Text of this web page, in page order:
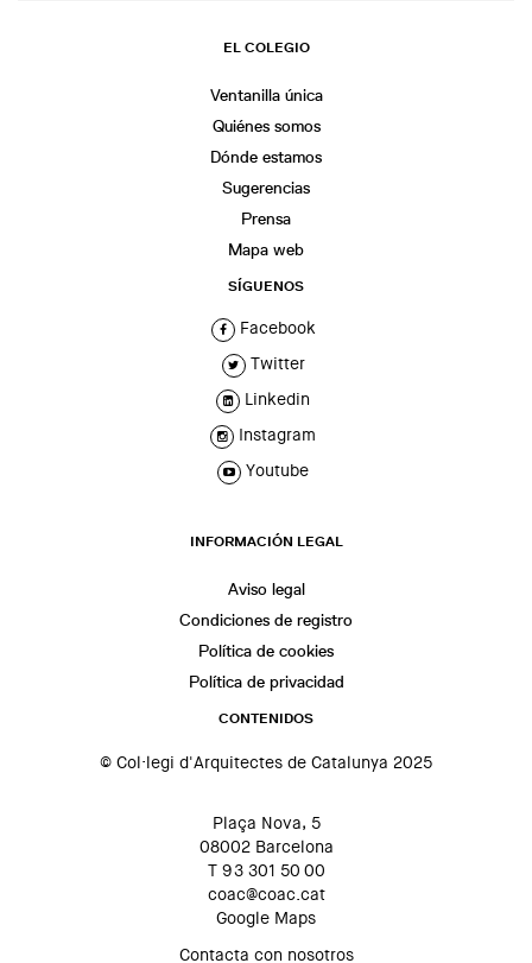
EL COLEGIO
Ventanilla única
Quiénes somos
Dónde estamos
Sugerencias
Prensa
Mapa web
SÍGUENOS
Facebook
Twitter
Linkedin
Instagram
Youtube
INFORMACIÓN LEGAL
Aviso legal
Condiciones de registro
Política de cookies
Política de privacidad
CONTENIDOS
© Col·legi d'Arquitectes de Catalunya 2025
Plaça Nova, 5
08002 Barcelona
T 93 301 50 00
coac@coac.cat
Google Maps
Contacta con nosotros